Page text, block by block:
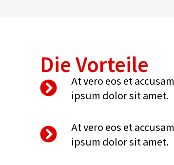
Die Vorteile
At vero eos et
ipsum dolor sit amet.
At vero eos et
ipsum dolor sit amet.